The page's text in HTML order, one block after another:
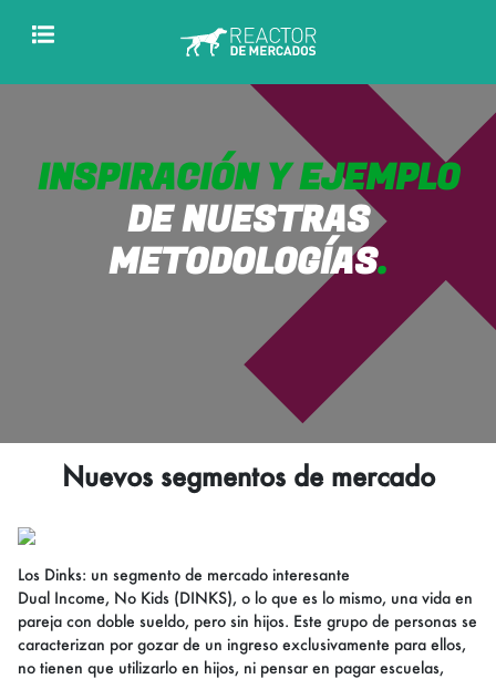
INSPIRACIÓN Y EJEMPLO
DE NUESTRAS
METODOLOGÍAS.
Nuevos segmentos de mercado
Los Dinks: un segmento de mercado interesante
Dual Income, No Kids (DINKS), o lo que es lo mismo, una vida en
pareja con doble sueldo, pero sin hijos. Este grupo de personas se
caracterizan por gozar de un ingreso exclusivamente para ellos,
no tienen que utilizarlo en hijos, ni pensar en pagar escuelas,